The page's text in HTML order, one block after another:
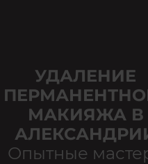
УДАЛЕНИЕ
МАКИЯЖА В
Опытные